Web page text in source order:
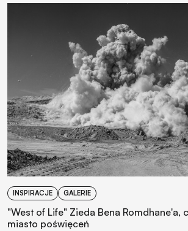
INSPIRACJE GALERIE
"West of Life" Zieda Bena Romdhane'a,
miasto poświęceń